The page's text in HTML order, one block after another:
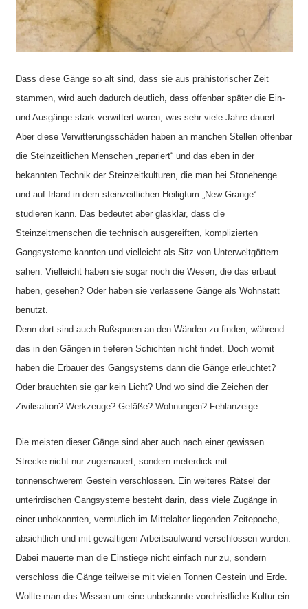
Dass diese Gänge so alt sind, dass sie aus prähistorischer Zeit
stammen, wird auch dadurch deutlich, dass offenbar später die Ein-
und Ausgänge stark verwittert waren, was sehr viele Jahre dauert.
Aber diese Verwitterungsschäden haben an manchen Stellen offenbar
die Steinzeitlichen Menschen „repariert“ und das eben in der
bekannten Technik der Steinzeitkulturen, die man bei Stonehenge
und auf Irland in dem steinzeitlichen Heiligtum „New Grange“
studieren kann. Das bedeutet aber glasklar, dass die
Steinzeitmenschen die technisch ausgereiften, komplizierten
Gangsysteme kannten und vielleicht als Sitz von Unterweltgöttern
sahen. Vielleicht haben sie sogar noch die Wesen, die das erbaut
haben, gesehen? Oder haben sie verlassene Gänge als Wohnstatt
benutzt.
Denn dort sind auch Rußspuren an den Wänden zu finden, während
das in den Gängen in tieferen Schichten nicht findet. Doch womit
haben die Erbauer des Gangsystems dann die Gänge erleuchtet?
Oder brauchten sie gar kein Licht? Und wo sind die Zeichen der
Zivilisation? Werkzeuge? Gefäße? Wohnungen? Fehlanzeige.
Die meisten dieser Gänge sind aber auch nach einer gewissen
Strecke nicht nur zugemauert, sondern meterdick mit
tonnenschwerem Gestein verschlossen. Ein weiteres Rätsel der
unterirdischen Gangsysteme besteht darin, dass viele Zugänge in
einer unbekannten, vermutlich im Mittelalter liegenden Zeitepoche,
absichtlich und mit gewaltigem Arbeitsaufwand verschlossen wurden.
Dabei mauerte man die Einstiege nicht einfach nur zu, sondern
verschloss die Gänge teilweise mit vielen Tonnen Gestein und Erde.
Wollte man das Wissen um eine unbekannte vorchristliche Kultur ein